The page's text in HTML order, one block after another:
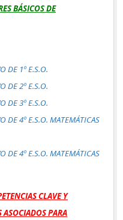
BÁSICOS DE
DE 1º E.S.O.
DE 2º E.S.O.
DE 3º E.S.O.
DE 4º E.S.O. MATEMÁTICAS
DE 4º E.S.O. MATEMÁTICAS
CLAVE Y
ASOCIADOS PARA